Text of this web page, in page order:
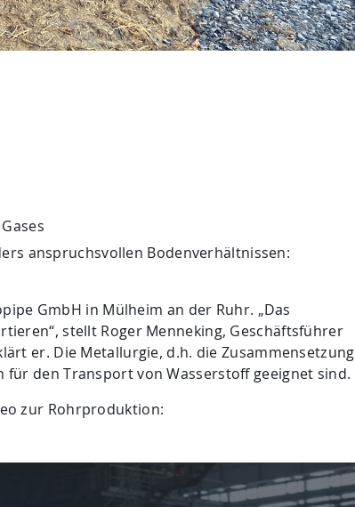
anspruchsvollen Bodenverhältnissen:
GmbH in Mülheim an der Ruhr. „Das
stellt Roger Menneking, Geschäftsführer
er. Die Metallurgie, d.h. die Zusammensetzung
für den Transport von Wasserstoff geeignet sind.
zur Rohrproduktion: